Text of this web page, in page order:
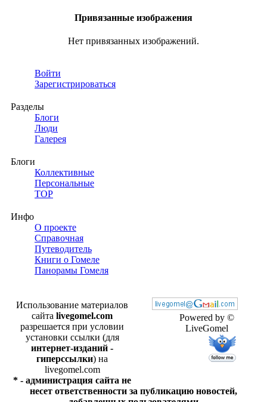
Привязанные изображения
Нет привязанных изображений.
Войти
Зарегистрироваться
Разделы
Блоги
Люди
Галерея
Блоги
Коллективные
Персональные
TOP
Инфо
О проекте
Справочная
Путеводитель
Книги о Гомеле
Панорамы Гомеля
Powered by ©
LiveGomel
Использование материалов
сайта livegomel.com
разрешается при условии
установки ссылки (для
интернет-изданий -
гиперссылки) на
livegomel.com
* - администрация сайта не
несет ответственности за публикацию новостей,